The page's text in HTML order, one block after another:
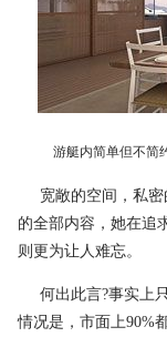
游艇内简单但不简
宽敞的空间，私密
的全部内容，她在追
则更为让人难忘。
何出此言?事实上只
情况是，市面上90%